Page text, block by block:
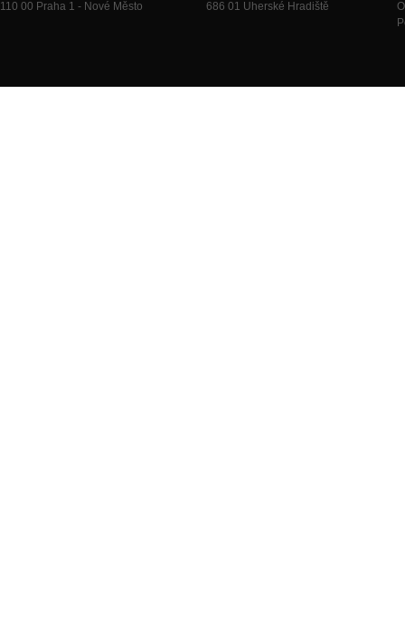
110 00 Praha 1 - Nové Město
686 01 Uherské Hradiště